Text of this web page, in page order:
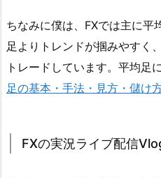
ちなみに僕は、FXでは主に平
足よりトレンドが掴みやすく
トレードしています。平均足
足の基本・手法・見方・儲け
FXの実況ライブ配信